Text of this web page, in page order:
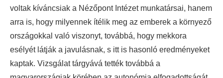
voltak kíváncsiak a Nézőpont Intézet munkatársai, hanem
arra is, hogy milyennek ítélik meg az emberek a környező
országokkal való viszonyt, továbbá, hogy mekkora
esélyét látják a javulásnak, s itt is hasonló eredményeket
kaptak. Vizsgálat tárgyává tették továbbá a